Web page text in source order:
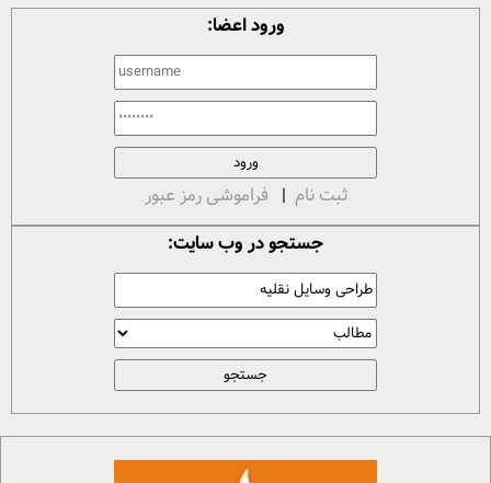
ورود اعضا:
ثبت نام | فراموشی رمز عبور
جستجو در وب سایت: